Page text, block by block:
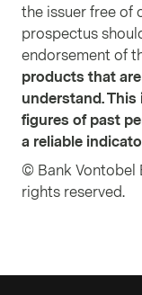
the issuer free of
prospectus
endorsement of
products that
understand.
figures of past
a reliable
© Bank Vontobel
rights reserved.